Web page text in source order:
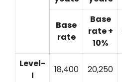
Base
rate
Base
rate +
10%
Level-
I
18,400 20,250